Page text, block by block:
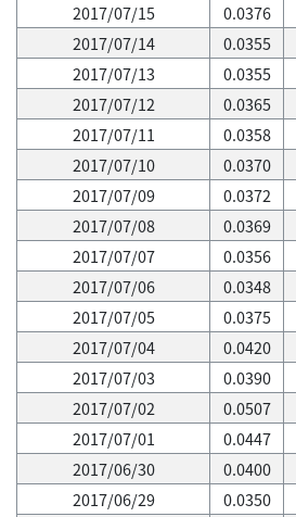
2017/07/15
0.0376
2017/07/14
0.0355
2017/07/13
0.0355
2017/07/12
0.0365
2017/07/11
0.0358
2017/07/10
0.0370
2017/07/09
0.0372
2017/07/08
0.0369
2017/07/07
0.0356
2017/07/06
0.0348
2017/07/05
0.0375
2017/07/04
0.0420
2017/07/03
0.0390
2017/07/02
0.0507
2017/07/01
0.0447
2017/06/30
0.0400
2017/06/29
0.0350